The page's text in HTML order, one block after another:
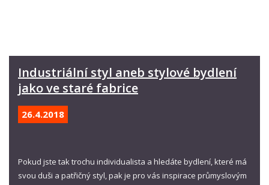
Industriální styl aneb stylové bydlení
jako ve staré fabrice
26.4.2018
Pokud jste tak trochu individualista a hledáte bydlení, které má
svou duši a patřičný styl, pak je pro vás inspirace průmyslovým